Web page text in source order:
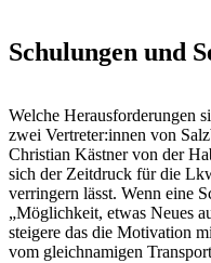
Schulungen und
Welche Herausforderungen
zwei Vertreter:innen von
Christian Kästner von der
sich der Zeitdruck für die
verringern lässt. Wenn eine
„Möglichkeit, etwas Neues
steigere das die Motivation
vom gleichnamigen